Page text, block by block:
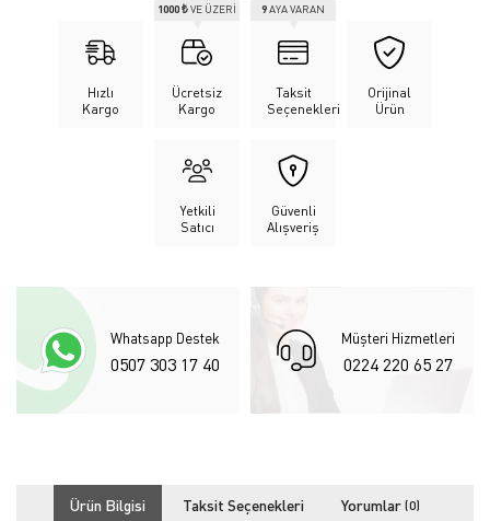
Hızlı
Kargo
Ücretsiz
Kargo
1000 ₺VE ÜZERİ
Taksit
Seçenekleri
9AYA VARAN
Orijinal
Ürün
Yetkili
Satıcı
Güvenli
Alışveriş
Whatsapp Destek
0507 303 17 40
Müşteri Hizmetleri
0224 220 65 27
Ürün Bilgisi Taksit Seçenekleri Yorumlar (0)